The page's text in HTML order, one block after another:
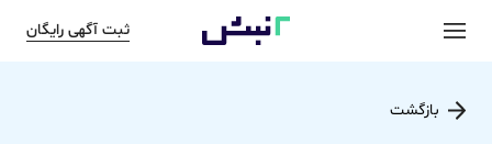
ثبت آگهی رایگان
بازگشت